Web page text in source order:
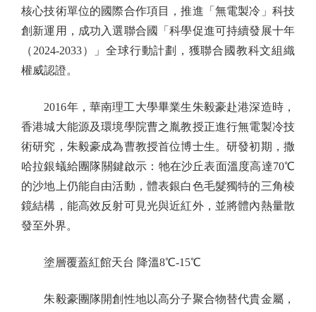
核心技術單位的國際合作項目，推進「無電製冷」科技
創新運用，成功入選聯合國「科學促進可持續發展十年
（2024-2033）」全球行動計劃，獲聯合國教科文組織
權威認證。
2016年，華南理工大學畢業生朱毅豪赴港深造時，
香港城大能源及環境學院曹之胤教授正進行無電製冷技
術研究，朱毅豪成為曹教授首位博士生。研發初期，撒
哈拉銀蟻給團隊關鍵啟示：牠在沙丘表面溫度高達70℃
的沙地上仍能自由活動，體表銀白色毛髮獨特的三角棱
鏡結構，能高效反射可見光與近紅外，並將體內熱量散
發至外界。
塗層覆蓋紅館天台 降溫8℃-15℃
朱毅豪團隊開創性地以高分子聚合物替代貴金屬，